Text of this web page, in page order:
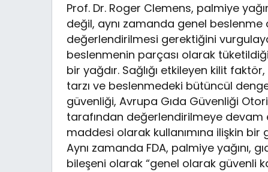
Prof. Dr. Roger Clemens, palmiye
değil, aynı zamanda genel
değerlendirilmesi gerektiğini
beslenmenin parçası olarak
bir yağdır. Sağlığı etkileyen kilit
tarzı ve beslenmedeki bütüncül
güvenliği, Avrupa Gıda Güvenliği
tarafından değerlendirilmeye devam
maddesi olarak kullanımına ilişkin bir
Aynı zamanda FDA, palmiye yağını,
bileşeni olarak “genel olarak güvenli